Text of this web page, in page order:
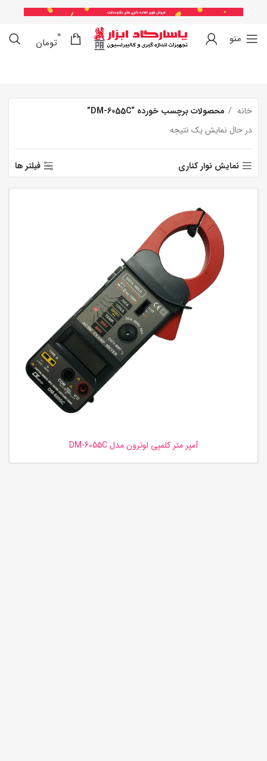
منو 0
0
تومان
خانه
محصولات برچسب خورده “DM-6055C”
در حال نمایش یک نتیجه
نمایش نوار کناری فیلتر ها
آمپر متر کلمپی لوترون مدل DM-6055C